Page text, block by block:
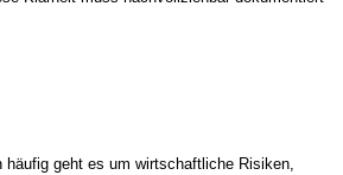
häufig geht es um wirtschaftliche Risiken,